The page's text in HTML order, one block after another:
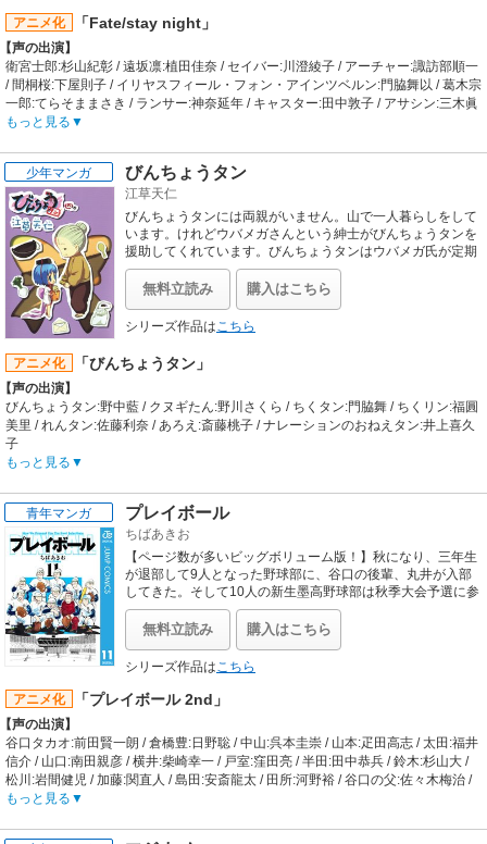
人は、栄冠を目指して闘志を燃え上がらせる。その中にはケビンマスクやジェイ
ドといったよく知られた強豪超人はもちろん、イリューヒン、ヒカルドといった
未知の実力を秘めた超人たちも多くいた。万太郎は強敵たちを倒し、親子二代に
わたる超人ワールドグランプリ優勝の栄誉を手にすることができるのか!?
【制作会社】
東映アニメーション
【スタッフ情報】
プロデューサー:木村京太郎、鷲尾天 / 番組担当:小田原明子 / 脚本:まさきひろ、山
田健一、大和屋暁 / 音楽:渡部チェル / シリーズディレクター:小村敏明 / キャラク
ターデザイン:佐藤正樹 / 総作画監督:袴田裕二 / 美術監督:山口昌恭 / 製作担当:松坂
一光 / 色彩設計:澤田豊二 / 記録:樋口裕子 / 編集:後藤正浩 / 録音:池上信照 / 効果:伊
藤道廣 / 選曲:水野さやか / 演出:小村敏明、上田芳裕、立仙裕俊、川田武範、萩原
露光、広嶋秀樹、大久保唯男、石平信司
【音楽】
OP:高取ヒデアキ「Trust yourself」 / ED:Kagrra,「誓ノ月」
アニメ化 「Fate/stay night」
【声の出演】
衛宮士郎:杉山紀彰 / 遠坂凛:植田佳奈 / セイバー:川澄綾子 / アーチャー:諏訪部順一
/ 間桐桜:下屋則子 / イリヤスフィール・フォン・アインツベルン:門脇舞以 / 葛木宗
一郎:てらそままさき / ランサー:神奈延年 / キャスター:田中敦子 / アサシン:三木眞
一郎 / ライダー:浅川悠 / 藤村大河:伊藤美紀 / 間桐慎二:神谷浩史 / 柳洞一成:真殿光
【あらすじ】
街を焼き尽くす程の大災害があった。炎の中、全てを失った幼い衛宮士郎は魔術
師、衛宮切嗣に助けられ。その後、養子となる。あれから十年。衛宮士郎は今は
亡き養父、切嗣との約束。"正義の味方"に成る可く日々魔術の鍛錬を続けてい
た。そんなある日、ふとしたきっかけから"聖杯戦争"と呼ばれる魔術師同士の戦
いに巻き込まれ、サーヴァントの一人、セイバーと契約する。聖杯戦争、それ
は、手にした者の願いを叶えるという聖杯を、七人の魔術師（マスター）が与え
られた、七騎士の使い魔（サーヴァント）と共に、奇跡を手に入れるために殺し
合う争奪戦。そして衛宮士郎は、十年前の大災害が聖杯戦争によるものだと知
り、あの惨劇を繰り返さない為に、戦いに身を投じる事をになる。
【制作会社】
スタジオディーン
【スタッフ情報】
原作:奈須きのこ、TYPE-MOON / 構成原案:奈須きのこ / キャラクター原案・監修:
武内崇
監督:山口祐司
シリーズ構成:佐藤卓哉 / キャラクターデザイン:石原恵 / 美術監督:小山俊久 / 撮影
監督:近藤慎与 / 音響監督:辻谷耕史 / 音響制作:ダックスプロダクション / 音楽:川井
憲次
【音楽】
OP:タイナカサチ「disillusion」 / ED:タイナカサチ「きらめく涙は星に」
もっと見る
少年マンガ びんちょうタン
江草天仁
びんちょうタンには両親がいません。山で一人暮らしをして
います。けれどウバメガさんという紳士がびんちょうタンを
援助してくれています。びんちょうタンはウバメガ氏が定期
的に送ってくれる備長炭と雨にも負けず風にも負けず培って
きた忍耐力をもって街でお仕事を得て生計を立てています。
無料立読み 購入はこちら
シリーズ作品は こちら
アニメ化 「びんちょうタン」
【声の出演】
びんちょうタン:野中藍 / クヌギたん:野川さくら / ちくタン:門脇舞 / ちくリン:福圓
美里 / れんタン:佐藤利奈 / あろえ:斎藤桃子 / ナレーションのおねえタン:井上喜久
子
【あらすじ】
けなげに一生懸命日々を過ごす彼女の「のんびり」ストーリー。
【制作会社】
スタジオディーン
【スタッフ情報】
原作:江草天仁
監督:古橋一浩
シリーズ構成:古橋一浩 / キャラクターデザイン:斎藤哲人 / 美術監督:伊東和宏 / 色
彩設計:松本真司 / 撮影監督:川口正幸 / 音響監督:平光啄也 / 編集:松村正宏 / 音楽:岩
崎啄
【音楽】
もっと見る
青年マンガ プレイボール
ちばあきお
【ページ数が多いビッグボリューム版！】秋になり、三年生
が退部して9人となった野球部に、谷口の後輩、丸井が入部
してきた。そして10人の新生墨高野球部は秋季大会予選に参
加。ブロック優勝をかけた東実高にも見事勝ち、初のシード
権を手に入れたのだが…。
無料立読み 購入はこちら
シリーズ作品は こちら
アニメ化 「プレイボール 2nd」
【声の出演】
谷口タカオ:前田賢一朗 / 倉橋豊:日野聡 / 中山:呉本圭崇 / 山本:疋田高志 / 太田:福井
信介 / 山口:南田親彦 / 横井:柴崎幸一 / 戸室:窪田亮 / 半田:田中恭兵 / 鈴木:杉山大 /
松川:岩間健児 / 加藤:関直人 / 島田:安斎龍太 / 田所:河野裕 / 谷口の父:佐々木梅治 /
谷口の母:つかもと景子
エイケン
もっと見る